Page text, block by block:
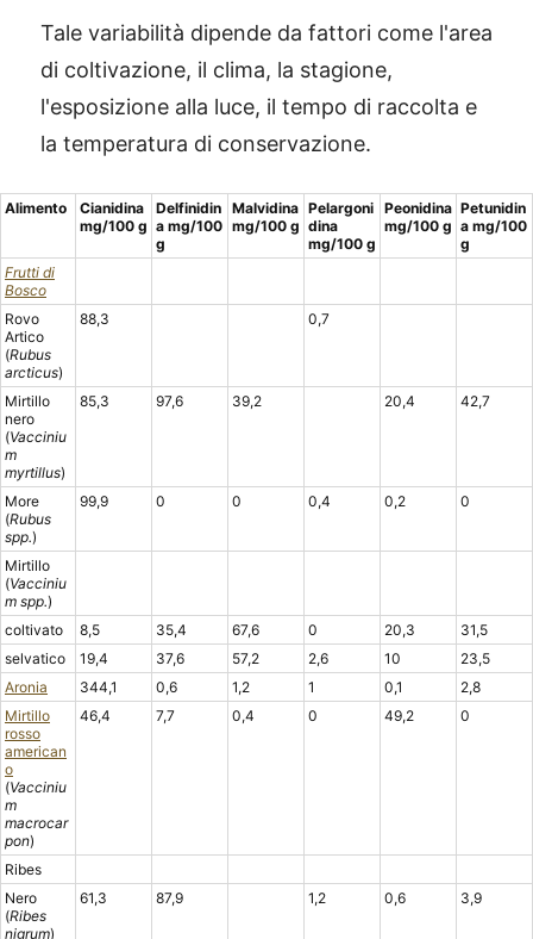
Tale variabilità dipende da fattori come l'area
di coltivazione, il clima, la stagione,
l'esposizione alla luce, il tempo di raccolta e
la temperatura di conservazione.
Alimento
Cianidina
mg/100 g
Delfinidin
a mg/100
g
Malvidina
mg/100 g
Pelargoni
dina
mg/100 g
Peonidina
mg/100 g
Petunidin
a mg/100
g
Frutti di
Bosco
Rovo
Artico
(Rubus
arcticus)
88,3 0,7
Mirtillo
nero
(Vacciniu
m
myrtillus)
85,3 97,6 39,2 20,4 42,7
More
(Rubus
spp.)
99,9 0 0 0,4 0,2 0
Mirtillo
(Vacciniu
m spp.)
coltivato
8,5 35,4 67,6 0 20,3
31,5
selvatico
19,4 37,6 57,2 2,6 10
23,5
Aronia
344,1 0,6 1,2 1 0,1
2,8
Mirtillo
rosso
american
o
(Vacciniu
m
macrocar
pon)
46,4 7,7 0,4 0 49,2 0
Ribes
Nero
(Ribes
nigrum)
61,3 87,9 1,2 0,6 3,9